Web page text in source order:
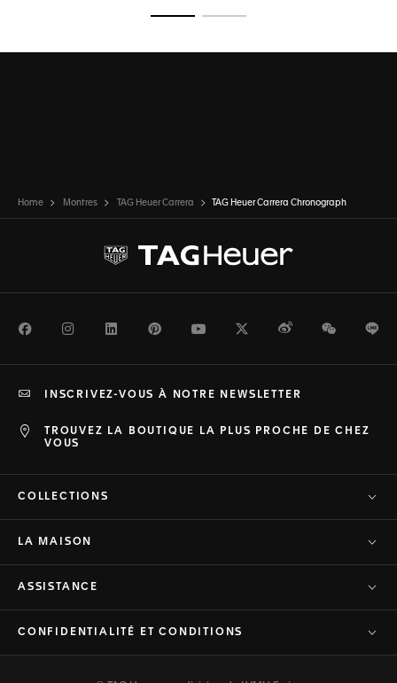
Home Montres TAG Heuer Carrera TAG Heuer Carrera Chronograph
FacebookInstagramLinkedInPinterestYoutubeTwitterWeiboWeChat
TROUVEZ LA BOUTIQUE LA PLUS PROCHE DE CHEZ
VOUS
INSCRIVEZ-VOUS À NOTRE NEWSLETTER
COLLECTIONS
LA MAISON
ASSISTANCE
CONFIDENTIALITÉ ET CONDITIONS